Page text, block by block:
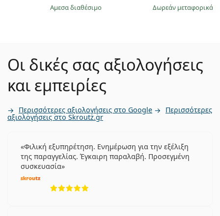
άμεσα διαθέσιμο Δωρεάν μεταφορικά
Οι δικές σας αξιολογήσεις
και εμπειρίες
Περισσότερες αξιολογήσεις στο Google Περισσότερες
αξιολογήσεις στο Skroutz.gr
Φιλική εξυπηρέτηση. Ενημέρωση για την εξέλιξη
της παραγγελίας. Έγκαιρη παραλαβή. Προσεγμένη
συσκευασία